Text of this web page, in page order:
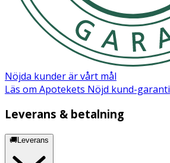
Nöjda kunder är vårt mål
Läs om Apotekets Nöjd kund-garanti
Leverans & betalning
🚚Leverans